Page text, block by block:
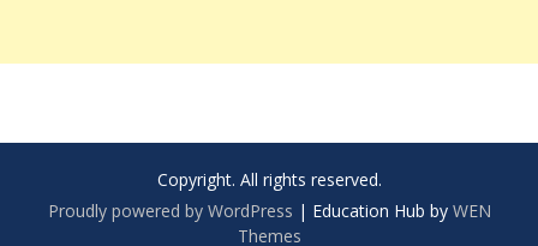
Copyright. All rights reserved.
Proudly powered by WordPress | Education Hub by WEN
Themes